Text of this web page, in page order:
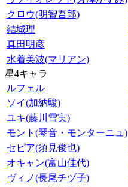
クロウ(明智吾郎)
結城理
真田明彦
水着美波(マリアン)
星4キャラ
ルフェル
ソイ(加納駿)
ユキ(藤川雪実)
モント(琴音・モンターニュ)
セピア(須見俊也)
オキャン(富山佳代)
ヴィノ(長尾チヅ子)